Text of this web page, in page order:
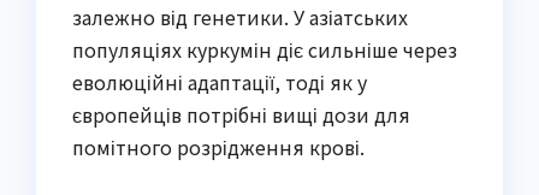
залежно від генетики. У азіатських
популяціях куркумін діє сильніше через
еволюційні адаптації, тоді як у
європейців потрібні вищі дози для
помітного розрідження крові.